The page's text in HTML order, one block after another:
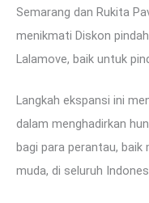
Semarang dan Rukita
menikmati Diskon
Lalamove, baik untuk
Langkah ekspansi ini
dalam menghadirkan
bagi para perantau,
muda, di seluruh